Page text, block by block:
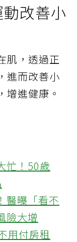
改善小
肌，透過正
進而改善小
增進健康。
忙！50歲
醫曝「看不
險大增
用付房租